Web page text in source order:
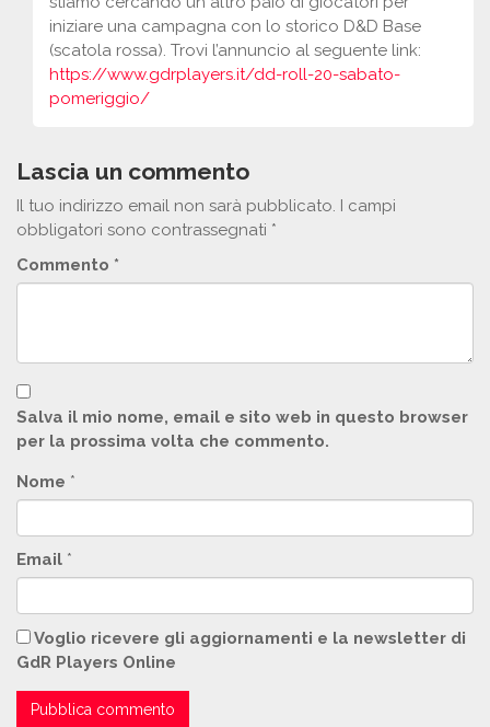
iniziare una campagna con lo storico D&D Base
(scatola rossa). Trovi l’annuncio al seguente link:
https://www.gdrplayers.it/dd-roll-20-sabato-
pomeriggio/
Lascia un commento
Il tuo indirizzo email non sarà pubblicato. I campi
obbligatori sono contrassegnati *
Commento *
Salva il mio nome, email e sito web in questo browser
per la prossima volta che commento.
Nome *
Email *
Voglio ricevere gli aggiornamenti e la newsletter di
GdR Players Online